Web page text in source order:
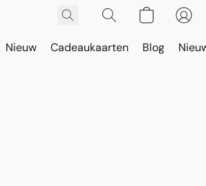
Nieuw Cadeaukaarten Blog